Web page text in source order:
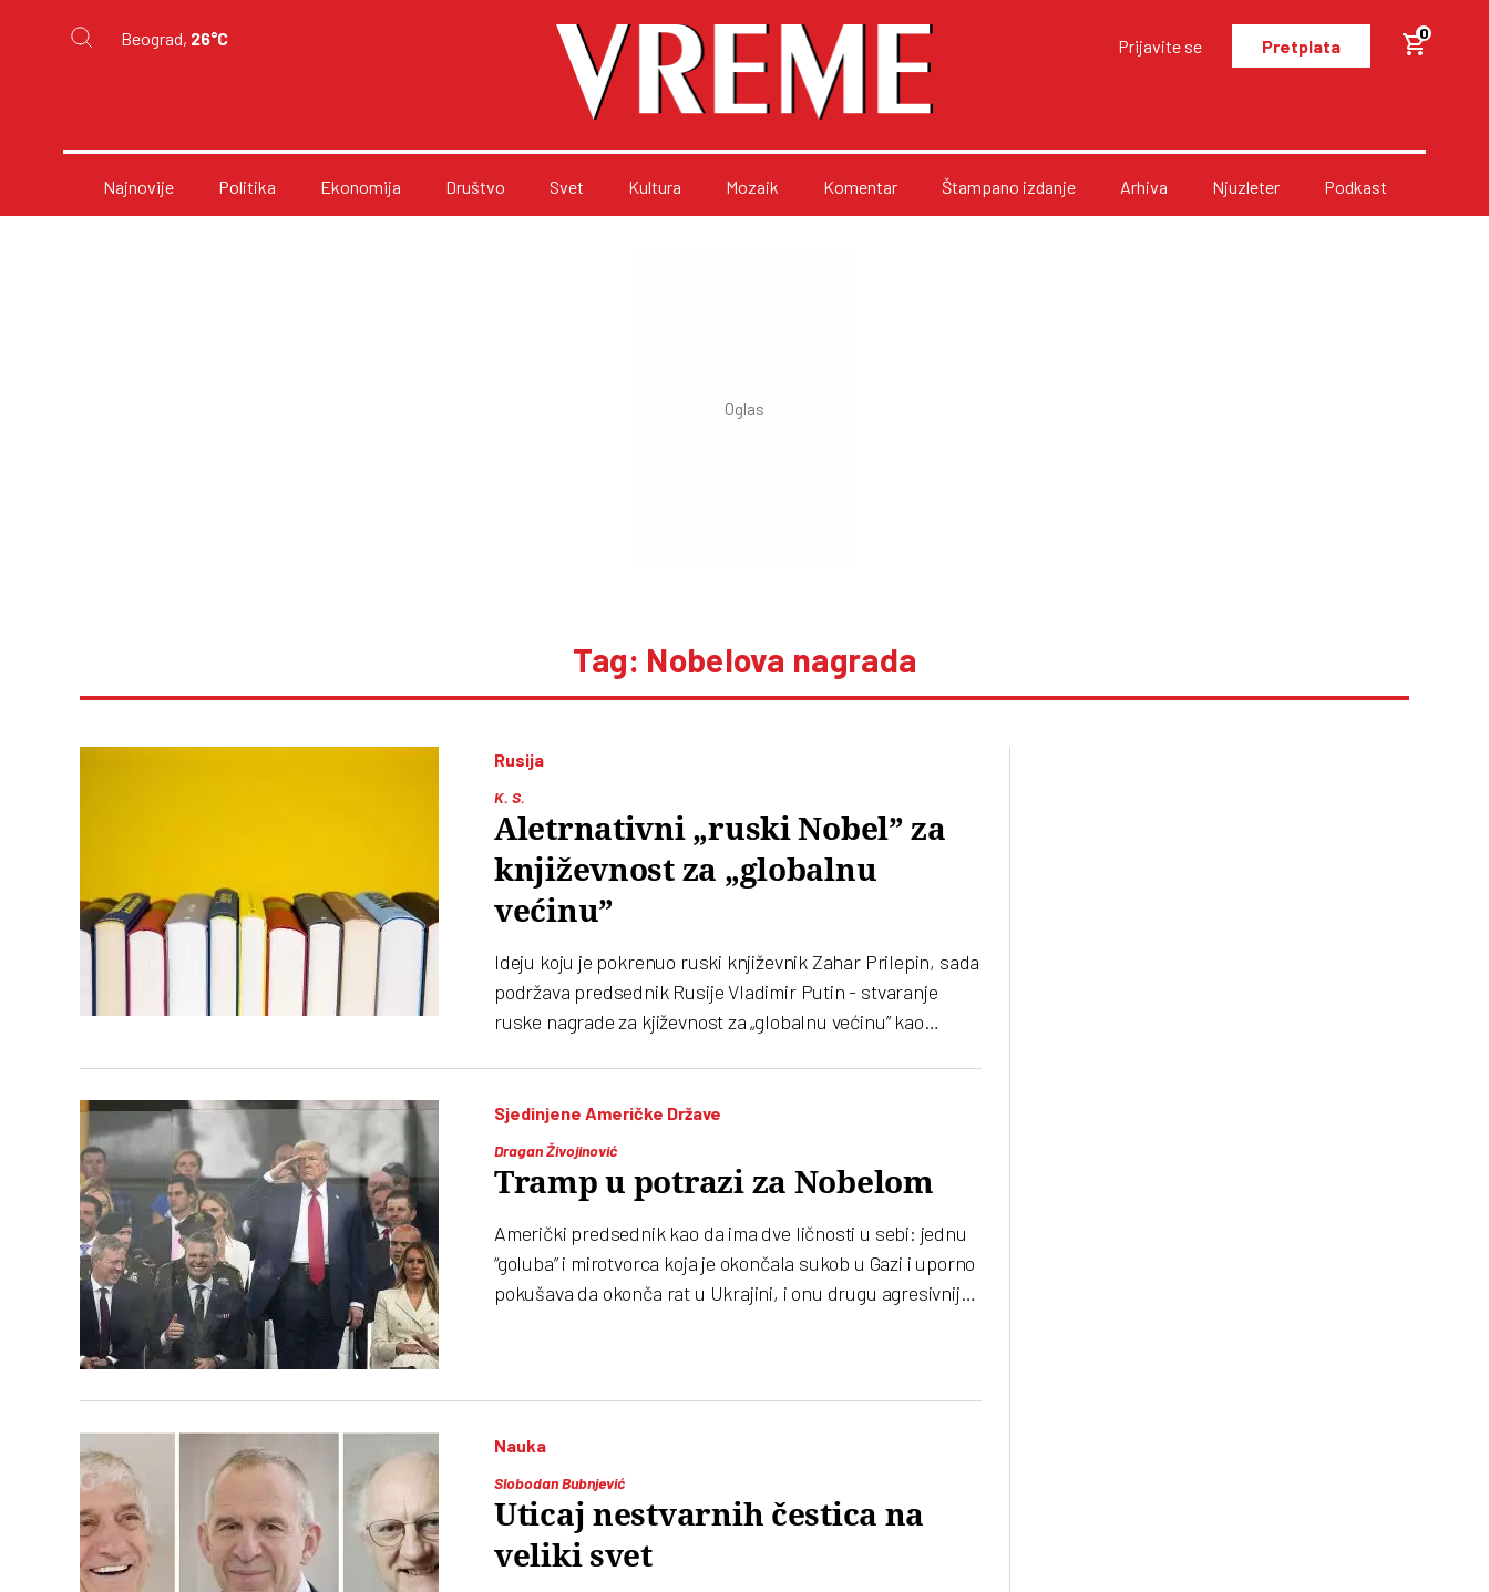
Beograd, 26°C Prijavite se Pretplata
0
Najnovije Politika Ekonomija Društvo Svet Kultura Mozaik Komentar Štampano izdanje Arhiva Njuzleter Podkast
Tag: Nobelova nagrada
Rusija
K. S.
Aletrnativni „ruski Nobel” za
književnost za „globalnu
većinu”
Ideju koju je pokrenuo ruski književnik Zahar Prilepin, sada
podržava predsednik Rusije Vladimir Putin - stvaranje
ruske nagrade za kjiževnost za „globalnu većinu” kao
Sjedinjene Američke Države
Dragan Živojinović
Tramp u potrazi za Nobelom
Američki predsednik kao da ima dve ličnosti u sebi: jednu
“goluba” i mirotvorca koja je okončala sukob u Gazi i uporno
pokušava da okonča rat u Ukrajini, i onu drugu agresivniju,
Nauka
Slobodan Bubnjević
Uticaj nestvarnih čestica na
veliki svet